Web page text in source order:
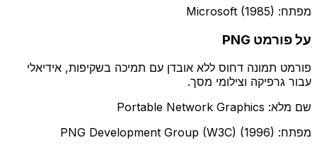
מפתח: Microsoft (1985)
על פורמט PNG
פורמט תמונה דחוס ללא אובדן עם תמיכה בשקיפות, אידיאלי
עבור גרפיקה וצילומי מסך.
שם מלא: Portable Network Graphics
מפתח: PNG Development Group (W3C) (1996)